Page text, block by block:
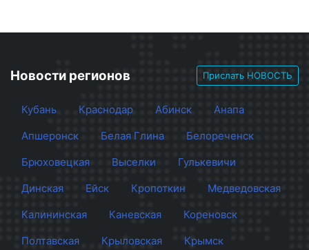
Новости регионов Прислать НОВОСТЬ
Кубань Краснодар Абинск
Анапа
Апшеронск
Белая Глина
Белореченск
Брюховецкая
Выселки
Гулькевичи
Динская
Ейск Кропоткин
Медведовская
Калининская
Каневская
Кореновск
Полтавская
Крыловская
Крымск